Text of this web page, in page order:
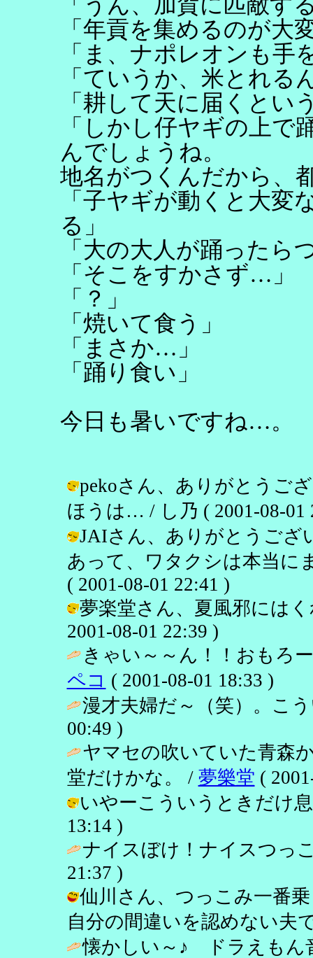
「年貢を集めるのが大
「ま、ナポレオンも手
「ていうか、米とれる
「耕して天に届くとい
「しかし仔ヤギの上で
んでしょうね。
地名がつくんだから、
「子ヤギが動くと大変
る」
「大の大人が踊ったら
「そこをすかさず…」
「？」
「焼いて食う」
「まさか…」
「踊り食い」
今日も暑いですね…。
pekoさん、ありがとうご
ほうは… / し乃 ( 2001-08-01
JAIさん、ありがとうござ
あって、ワタクシは本当に
( 2001-08-01 22:41 )
夢楽堂さん、夏風邪には
2001-08-01 22:39 )
きゃい～～ん！！おもろ
ペコ ( 2001-08-01 18:33 )
漫才夫婦だ～（笑）。こ
00:49 )
ヤマセの吹いていた青森
堂だけかな。 / 夢樂堂 (
いやーこういうときだけ
13:14 )
ナイスぼけ！ナイスつっ
21:37 )
仙川さん、つっこみ一番
自分の間違いを認めない夫
懐かしい～♪ ドラえも